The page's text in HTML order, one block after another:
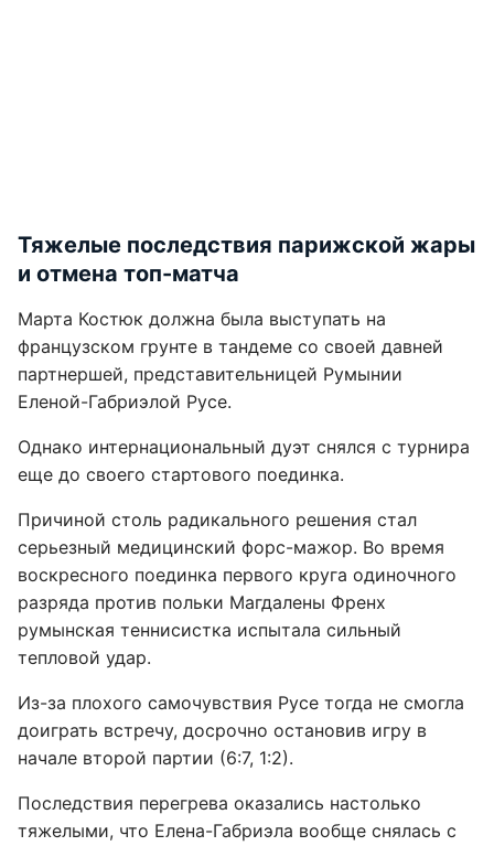
Тяжелые последствия парижской жары
и отмена топ-матча
Марта Костюк должна была выступать на
французском грунте в тандеме со своей давней
партнершей, представительницей Румынии
Еленой-Габриэлой Русе.
Однако интернациональный дуэт снялся с турнира
еще до своего стартового поединка.
Причиной столь радикального решения стал
серьезный медицинский форс-мажор. Во время
воскресного поединка первого круга одиночного
разряда против польки Магдалены Френх
румынская теннисистка испытала сильный
тепловой удар.
Из-за плохого самочувствия Русе тогда не смогла
доиграть встречу, досрочно остановив игру в
начале второй партии (6:7, 1:2).
Последствия перегрева оказались настолько
тяжелыми, что Елена-Габриэла вообще снялась с